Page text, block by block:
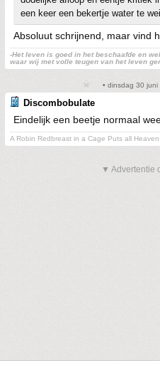
een keer een bekertje water te
Absoluut schrijnend, maar vind
-Het leven is goed in het beschaafde en
waar wij met volle teugen van het leven
• dinsdag 30
Discombobulate
Eindelijk een beetje normaal
A Robin Redbreast in a Cage Puts all
▼ Advertentie